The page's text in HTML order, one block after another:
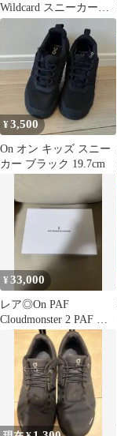
Wildcard スニーカー
25cm
¥3,500
On オン キッズ スニー
カー ブラック 19.7cm
¥33,000
レア◎On PAF
Cloudmonster 2 PAF コ
ラボ 24.5